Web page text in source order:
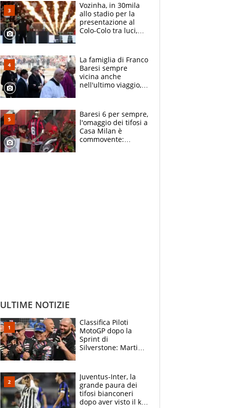
Vozinha, in 30mila
allo stadio per la
presentazione al
Colo-Colo tra luci,
La famiglia di Franco
Baresi sempre
vicina anche
nell'ultimo viaggio,
circondati
dall'affetto dei tifosi
Baresi 6 per sempre,
l'omaggio dei tifosi a
Casa Milan è
commovente:
ULTIME NOTIZIE
Classifica Piloti
MotoGP dopo la
Sprint di
Silverstone: Martin
Marquez
Juventus-Inter, la
grande paura dei
tifosi bianconeri
dopo aver visto il ko